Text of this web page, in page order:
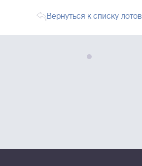
Вернуться к списку лотов